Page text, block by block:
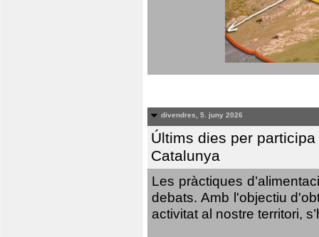
divendres, 5. juny 2026
Últims dies per
Catalunya
Les pràctiques
debats. Amb l'objectiu
activitat al nostre territori,